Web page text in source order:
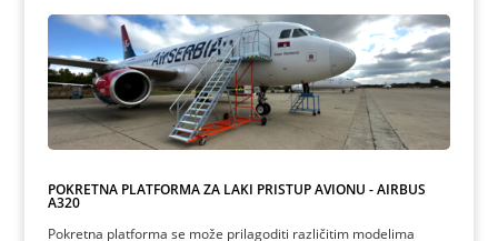
POKRETNA PLATFORMA ZA LAKI PRISTUP AVIONU - AIRBUS
A320
Pokretna platforma se može prilagoditi različitim modelima